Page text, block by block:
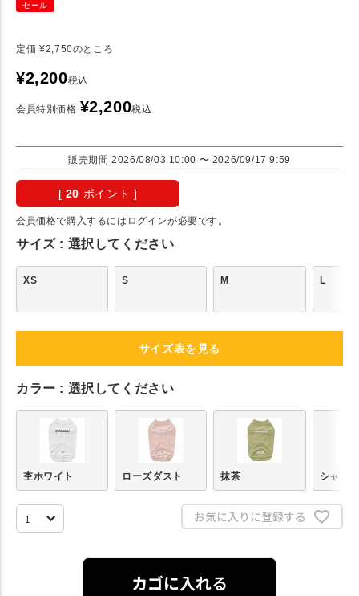
セール
定価 ¥2,750のところ
¥2,200税込
会員特別価格 ¥2,200税込
販売期間 2026/08/03 10:00 〜 2026/09/17 9:59
[ 20 ポイント ]
会員価格で購入するにはログインが必要です。
サイズ 選択してください
XS S M L
サイズ表を見る
カラー 選択してください
杢ホワイト ローズダスト 抹茶 シャド
お気に入りに登録する
カゴに入れる